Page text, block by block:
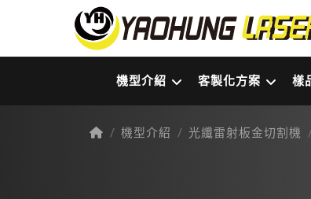
機型介紹 客製化方案 樣
機型介紹 光纖雷射板金切割機